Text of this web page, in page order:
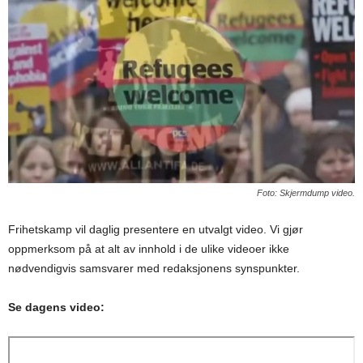
Foto: Skjermdump video.
Frihetskamp vil daglig presentere en utvalgt video. Vi gjør
oppmerksom på at alt av innhold i de ulike videoer ikke
nødvendigvis samsvarer med redaksjonens synspunkter.
Se dagens video: